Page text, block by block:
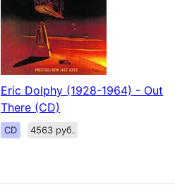
Eric Dolphy (1928-1964) - Out
There (CD)
CD 4563 руб.